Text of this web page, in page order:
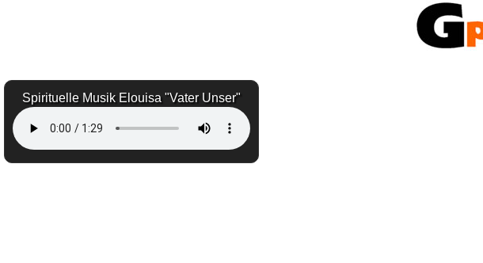
Spirituelle Musik Elouisa "Vater Unser"